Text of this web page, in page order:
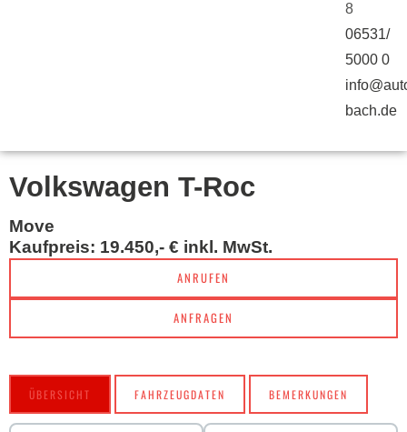
8
06531/
5000 0
bach.de
Volkswagen T-Roc
Move
Kaufpreis: 19.450,- € inkl. MwSt.
ANRUFEN
ANFRAGEN
ÜBERSICHT FAHRZEUGDATEN BEMERKUNGEN